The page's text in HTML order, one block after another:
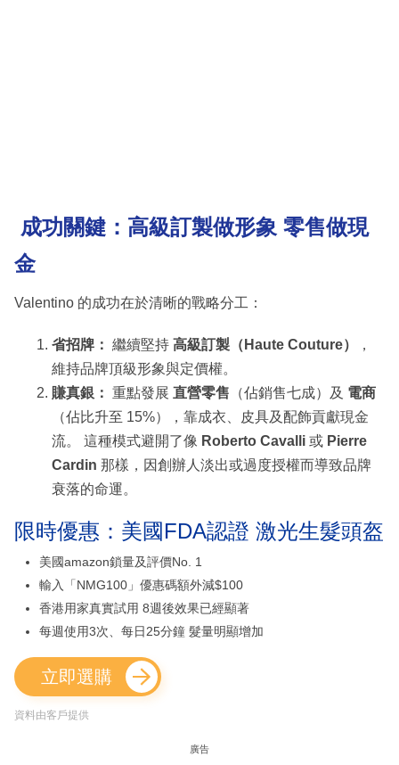
成功關鍵：高級訂製做形象 零售做現
金
Valentino 的成功在於清晰的戰略分工：
省招牌： 繼續堅持 高級訂製（Haute Couture）
，
維持品牌頂級形象與定價權。
賺真銀： 重點發展 直營零售 （佔銷售七成）及 電商
（佔比升至 15%），靠成衣、皮具及配飾貢獻現金
流。 這種模式避開了像 Roberto Cavalli 或 Pierre
Cardin 那樣，因創辦人淡出或過度授權而導致品牌
衰落的命運。
限時優惠：美國FDA認證 激光生髮頭盔
美國amazon鎖量及評價No. 1
輸入「NMG100」優惠碼額外減$100
香港用家真實試用 8週後效果已經顯著
每週使用3次、每日25分鐘 髮量明顯增加
立即選購
資料由客戶提供
廣告